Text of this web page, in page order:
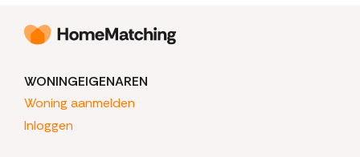
WONINGEIGENAREN
Woning aanmelden
Inloggen